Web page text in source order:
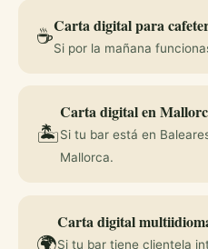
☕Carta digital para
Si por la mañana
🏝️
Carta digital en
Si tu bar está en
Mallorca.
🌍
Carta digital
Si tu bar tiene clientela